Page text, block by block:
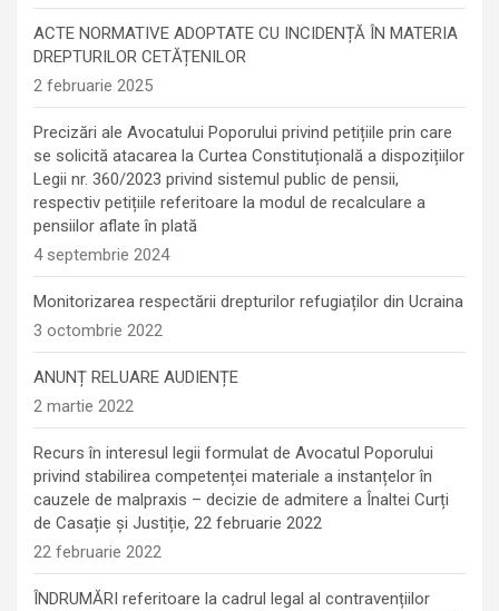
ACTE NORMATIVE ADOPTATE CU INCIDENȚĂ ÎN MATERIA
DREPTURILOR CETĂȚENILOR
2 februarie 2025
Precizări ale Avocatului Poporului privind petițiile prin care
se solicită atacarea la Curtea Constituțională a dispozițiilor
Legii nr. 360/2023 privind sistemul public de pensii,
respectiv petițiile referitoare la modul de recalculare a
pensiilor aflate în plată
4 septembrie 2024
Monitorizarea respectării drepturilor refugiaților din Ucraina
3 octombrie 2022
ANUNȚ RELUARE AUDIENȚE
2 martie 2022
Recurs în interesul legii formulat de Avocatul Poporului
privind stabilirea competenței materiale a instanțelor în
cauzele de malpraxis – decizie de admitere a Înaltei Curți
de Casație și Justiție, 22 februarie 2022
22 februarie 2022
ÎNDRUMĂRI referitoare la cadrul legal al contravențiilor